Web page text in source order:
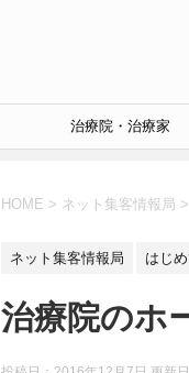
治療院・治療家
HOME > ネット集客情報局 >
ネット集客情報局 はじ
治療院のホ